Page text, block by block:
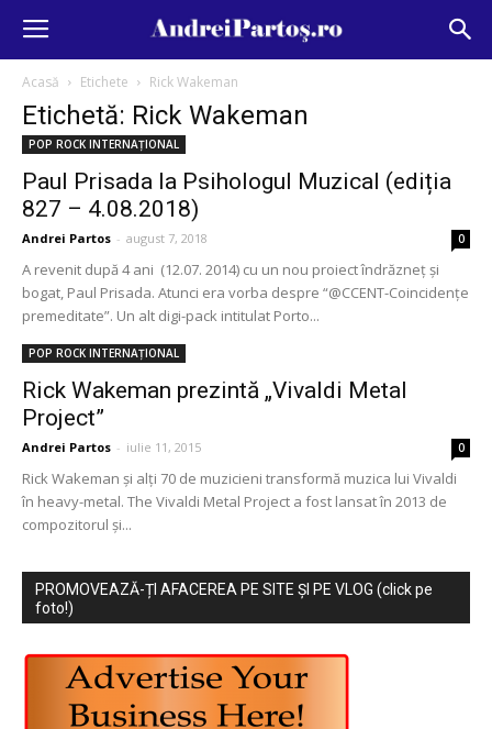
Acasă Etichete Rick Wakeman
Etichetă: Rick Wakeman
POP ROCK INTERNAȚIONAL
Paul Prisada la Psihologul Muzical (ediția
827 – 4.08.2018)
Andrei Partos - august 7, 2018 0
A revenit după 4 ani (12.07. 2014) cu un nou proiect îndrăzneț și
bogat, Paul Prisada. Atunci era vorba despre “@CCENT-Coincidenţe
premeditate”. Un alt digi-pack intitulat Porto...
POP ROCK INTERNAȚIONAL
Rick Wakeman prezintă „Vivaldi Metal
Project”
Andrei Partos - iulie 11, 2015 0
Rick Wakeman și alți 70 de muzicieni transformă muzica lui Vivaldi
în heavy-metal. The Vivaldi Metal Project a fost lansat în 2013 de
compozitorul și...
PROMOVEAZĂ-ȚI AFACEREA PE SITE ȘI PE VLOG (click pe
foto!)